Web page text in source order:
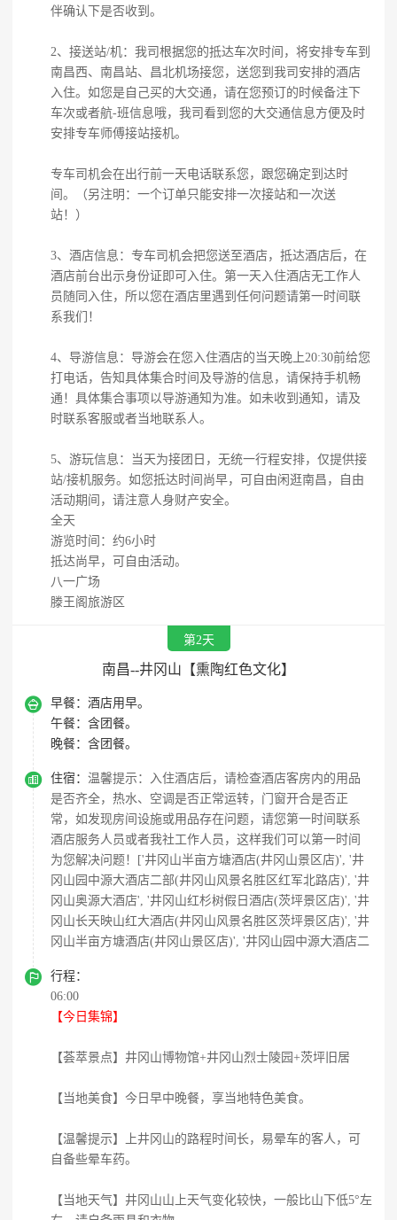
伴确认下是否收到。
2、接送站/机：我司根据您的抵达车次时间，将安排专车到
南昌西、南昌站、昌北机场接您，送您到我司安排的酒店
入住。如您是自己买的大交通，请在您预订的时候备注下
车次或者航-班信息哦，我司看到您的大交通信息方便及时
安排专车师傅接站接机。
专车司机会在出行前一天电话联系您，跟您确定到达时
间。（另注明：一个订单只能安排一次接站和一次送
站！）
3、酒店信息：专车司机会把您送至酒店，抵达酒店后，在
酒店前台出示身份证即可入住。第一天入住酒店无工作人
员随同入住，所以您在酒店里遇到任何问题请第一时间联
系我们！
4、导游信息：导游会在您入住酒店的当天晚上20:30前给您
打电话，告知具体集合时间及导游的信息，请保持手机畅
通！具体集合事项以导游通知为准。如未收到通知，请及
时联系客服或者当地联系人。
5、游玩信息：当天为接团日，无统一行程安排，仅提供接
站/接机服务。如您抵达时间尚早，可自由闲逛南昌，自由
活动期间，请注意人身财产安全。
全天
游览时间：约6小时
抵达尚早，可自由活动。
八一广场
滕王阁旅游区
第2天
南昌--井冈山【熏陶红色文化】
 早餐： 酒店用早。
午餐： 含团餐。
晚餐： 含团餐。
 住宿： 温馨提示：入住酒店后，请检查酒店客房内的用品
是否齐全，热水、空调是否正常运转，门窗开合是否正
常，如发现房间设施或用品存在问题，请您第一时间联系
酒店服务人员或者我社工作人员，这样我们可以第一时间
为您解决问题！['井冈山半亩方塘酒店(井冈山景区店)', '井
冈山园中源大酒店二部(井冈山风景名胜区红军北路店)', '井
冈山奥源大酒店', '井冈山红杉树假日酒店(茨坪景区店)', '井
冈山长天映山红大酒店(井冈山风景名胜区茨坪景区店)', '井
冈山半亩方塘酒店(井冈山景区店)', '井冈山园中源大酒店二

行程：
06:00
【今日集锦】
【荟萃景点】井冈山博物馆+井冈山烈士陵园+茨坪旧居
【当地美食】今日早中晚餐，享当地特色美食。
【温馨提示】上井冈山的路程时间长，易晕车的客人，可
自备些晕车药。
【当地天气】井冈山山上天气变化较快，一般比山下低5°左